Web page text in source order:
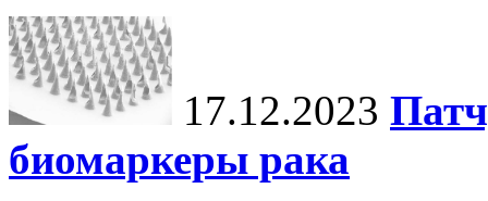
17.12.2023
биомаркеры рака